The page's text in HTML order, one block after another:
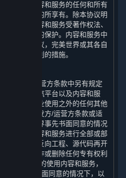
权，以及内容和服务的任何和所有
汽平台之目的所享有。除本协议明
权利。内容和服务受著作权法、
他适用法律的保护。内容和服务中
您违反本协议，完美世界或其各自
保护其权利的措施。
的开发方/运营方条款中另有规定
于除访问蒸汽平台以及内容和服
个人的非商业使用之外的任何其他
或适用的开发方/运营方条款或适
取得完美世界事先书面同意的情况
台获得的内容和服务进行全部或部
发、翻译、反向工程、源代码再开
衍生作品创作或删除任何专有权利
人使用之目的使用内容和服务，
世界事先书面同意的情况下，以